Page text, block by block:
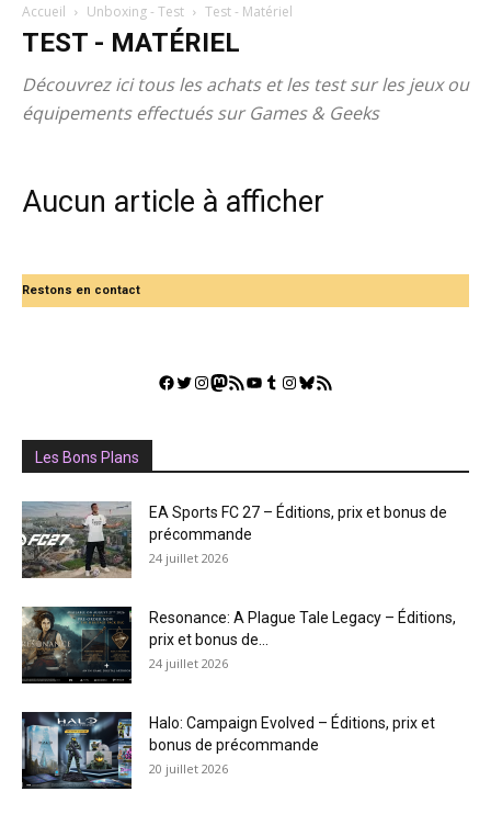
Accueil Unboxing - Test Test - Matériel
TEST - MATÉRIEL
Découvrez ici tous les achats et les test sur les jeux ou
équipements effectués sur Games & Geeks
Aucun article à afficher
Restons en contact
Facebook
Twitter
Instagram
Mastodon
Flux RSSYouTube
Tumblr
Instagram
Bluesky
GestGame
Les Bons Plans
EA Sports FC 27 – Éditions, prix et bonus de
précommande
24 juillet 2026
Resonance: A Plague Tale Legacy – Éditions,
prix et bonus de...
24 juillet 2026
Halo: Campaign Evolved – Éditions, prix et
bonus de précommande
20 juillet 2026